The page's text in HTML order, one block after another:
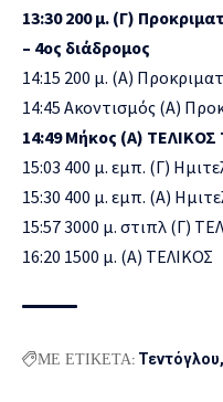
13:30 200 μ. (Γ)
– 4ος διάδρομος
14:15 200 μ. (Α)
14:45 Ακοντισμός (Α)
14:49 Μήκος (Α) ΤΕΛΙΚΟΣ
15:03 400 μ. εμπ. (Γ)
15:30 400 μ. εμπ. (Α)
15:57 3000 μ. στιπλ (Γ)
16:20 1500 μ. (Α) ΤΕΛΙΚΟΣ
ΜΕ ΕΤΙΚΕΤΑ: Τεντόγλου